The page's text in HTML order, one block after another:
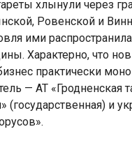
хлынули через
Ровенской и
ими
Характерно, что
практически
— АТ «Гродненская
(государственная) и